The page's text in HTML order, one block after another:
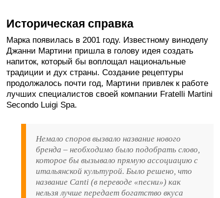
Историческая справка
Марка появилась в 2001 году. Известному виноделу
Джанни Мартини пришла в голову идея создать
напиток, который бы воплощал национальные
традиции и дух страны. Создание рецептуры
продолжалось почти год, Мартини привлек к работе
лучших специалистов своей компании Fratelli Martini
Secondo Luigi Spa.
Немало споров вызвало название нового
бренда – необходимо было подобрать слово,
которое бы вызывало прямую ассоциацию с
итальянской культурой. Было решено, что
название Canti (в переводе «песни») как
нельзя лучше передает богатство вкуса